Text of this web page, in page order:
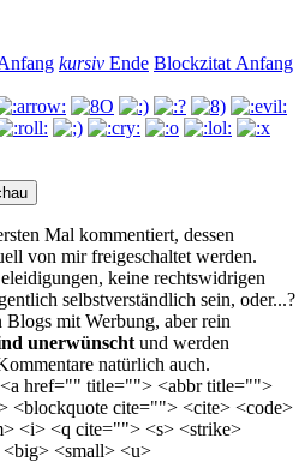
kursiv Ende Blockzitat Anfang
Mal kommentiert, dessen
von mir freigeschaltet werden.
keine rechtswidrigen
selbst­verständlich sein, oder...?
Blogs mit Werbung, aber rein
unerwünscht und werden
natürlich auch.
<a href="" title=""> <abbr title="">
<blockquote cite=""> <cite> <code>
<i> <q cite=""> <s> <strike>
<small> <u>